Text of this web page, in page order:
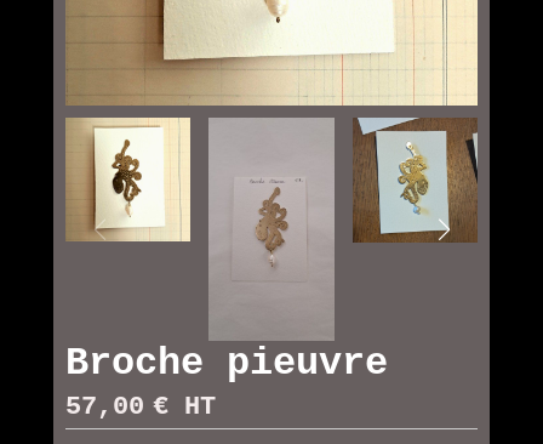
Broche pieuvre
57,00 € HT